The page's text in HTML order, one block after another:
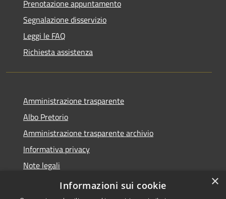
Prenotazione appuntamento
Segnalazione disservizio
Leggi le FAQ
Richiesta assistenza
Amministrazione trasparente
Albo Pretorio
Amministrazione trasparente archivio
Informativa privacy
Note legali
Dichiarazione di accessibilità
×
Informazioni sui cookie